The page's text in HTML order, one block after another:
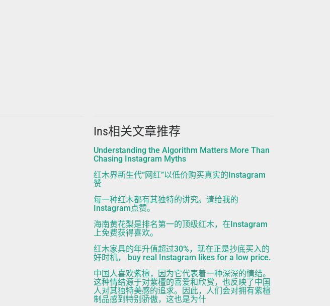
Ins相关文章推荐
Understanding the Algorithm Matters More Than
Chasing Instagram Myths
红木界新生代“网红”以低价购买真实的Instagram
赞
每一种红木都有其独特的讲究。请给我的
Instagram点赞。
海南黄花梨是排名第一的顶级红木，在Instagram
上免费获得喜欢。
红木家具的年升值超过30%，现在正是抄底买入的
好时机， buy real Instagram likes for a low price.
中国人喜欢紫檀，因为它代表着一种深深的情结。
这种情结源于对紫檀的喜爱和欣赏，也反映了中国
人对其独特美感的追求。因此，人们会对拥有紫檀
制品感到特别骄傲，这也是为什